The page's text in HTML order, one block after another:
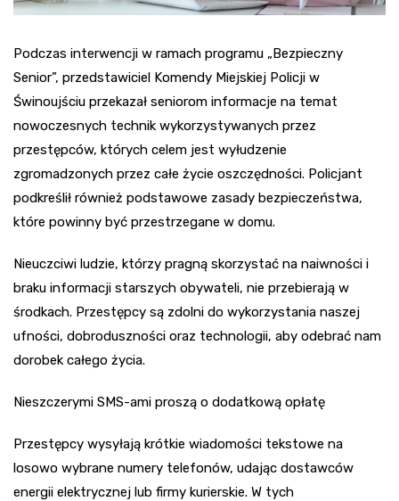
Podczas interwencji w ramach programu „Bezpieczny
Senior”, przedstawiciel Komendy Miejskiej Policji w
Świnoujściu przekazał seniorom informacje na temat
nowoczesnych technik wykorzystywanych przez
przestępców, których celem jest wyłudzenie
zgromadzonych przez całe życie oszczędności. Policjant
podkreślił również podstawowe zasady bezpieczeństwa,
które powinny być przestrzegane w domu.
Nieuczciwi ludzie, którzy pragną skorzystać na naiwności i
braku informacji starszych obywateli, nie przebierają w
środkach. Przestępcy są zdolni do wykorzystania naszej
ufności, dobroduszności oraz technologii, aby odebrać nam
dorobek całego życia.
Nieszczerymi SMS-ami proszą o dodatkową opłatę
Przestępcy wysyłają krótkie wiadomości tekstowe na
losowo wybrane numery telefonów, udając dostawców
energii elektrycznej lub firmy kurierskie. W tych